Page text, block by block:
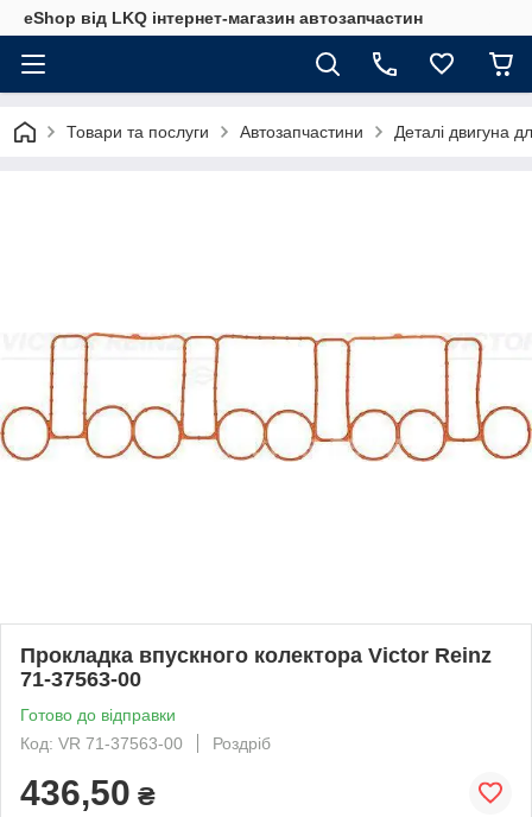
eShop від LKQ інтернет-магазин автозапчастин
Товари та послуги Автозапчастини Деталі двигуна
Прокладка впускного колектора Victor Reinz
71-37563-00
Готово до відправки
Код: VR 71-37563-00
Роздріб
436,50 ₴